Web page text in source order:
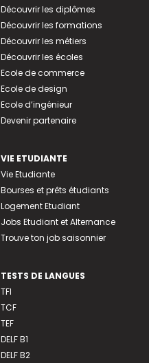
Découvrir les diplômes
Découvrir les formations
Découvrir les métiers
Découvrir les écoles
Ecole de commerce
Ecole de design
Ecole d’ingénieur
Devenir partenaire
VIE ETUDIANTE
Vie Etudiante
Bourses et prêts étudiants
Logement Etudiant
Jobs Etudiant et Alternance
Trouve ton job saisonnier
TESTS DE LANGUES
TFI
TCF
TEF
DELF B1
DELF B2